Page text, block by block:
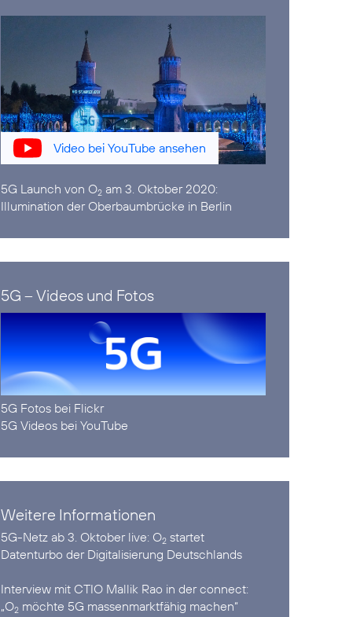
Video bei YouTube ansehen
5G Launch von O2 am 3. Oktober 2020:
Illumination der Oberbaumbrücke in Berlin
5G – Videos und Fotos
5G Fotos bei Flickr
5G Videos bei YouTube
Weitere Informationen
5G-Netz ab 3. Oktober live: O2 startet
Datenturbo der Digitalisierung Deutschlands
Interview mit CTIO Mallik Rao in der connect:
„O2 möchte 5G massenmarktfähig machen“